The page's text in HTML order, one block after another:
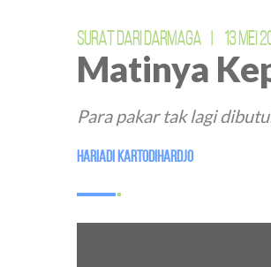
SURAT DARI DARMAGA 13 MEI
Matinya
Para pakar tak lagi
Hariadi Kartodihardjo